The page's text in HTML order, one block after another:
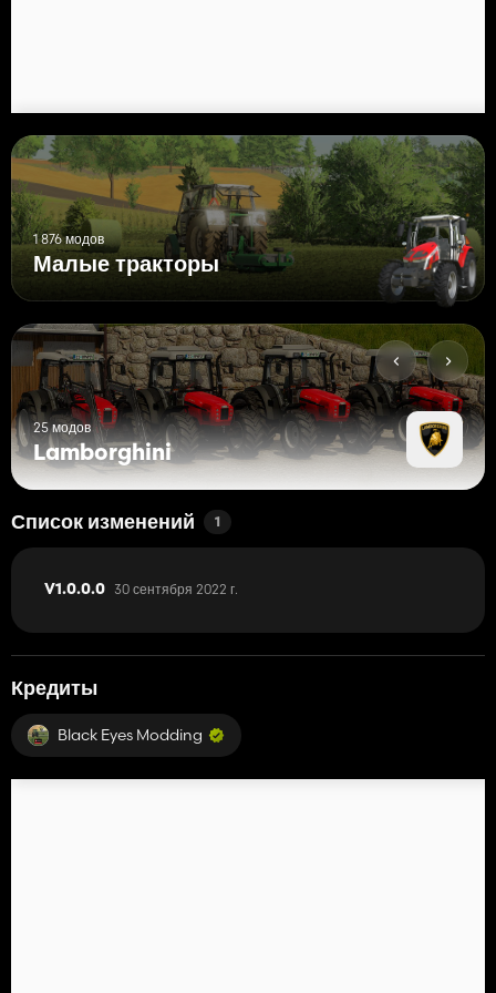
1 876 модов
Малые тракторы
25 модов
Lamborghini
Список изменений 1
V1.0.0.0 30 сентября 2022 г.
Кредиты
Black Eyes Modding